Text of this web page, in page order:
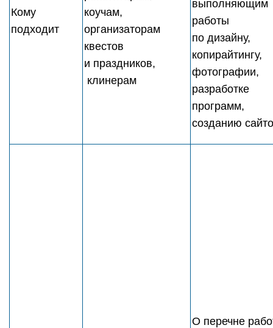
Кому
подходит
коучам,
организаторам
квестов
и праздников,
клинерам
выполняющим
работы
по дизайну,
копирайтингу,
фотографии,
разработке
программ,
созданию
О перечне